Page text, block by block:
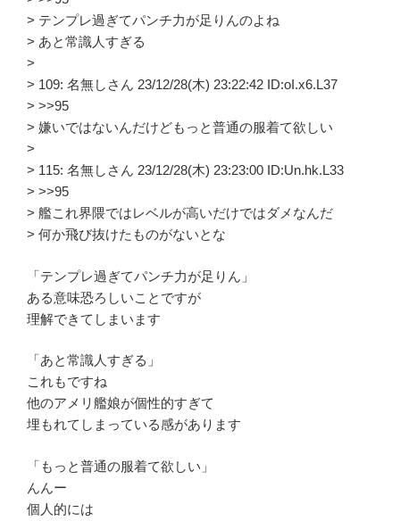
> テンプレ過ぎてパンチ力が足りんのよね
> あと常識人すぎる
>
> 109: 名無しさん 23/12/28(木) 23:22:42 ID:oI.x6.L37
> >>95
> 嫌いではないんだけどもっと普通の服着て欲しい
>
> 115: 名無しさん 23/12/28(木) 23:23:00 ID:Un.hk.L33
> >>95
> 艦これ界隈ではレベルが高いだけではダメなんだ
> 何か飛び抜けたものがないとな
「テンプレ過ぎてパンチ力が足りん」
ある意味恐ろしいことですが
理解できてしまいます
「あと常識人すぎる」
これもですね
他のアメリ艦娘が個性的すぎて
埋もれてしまっている感があります
「もっと普通の服着て欲しい」
んんー
個人的には